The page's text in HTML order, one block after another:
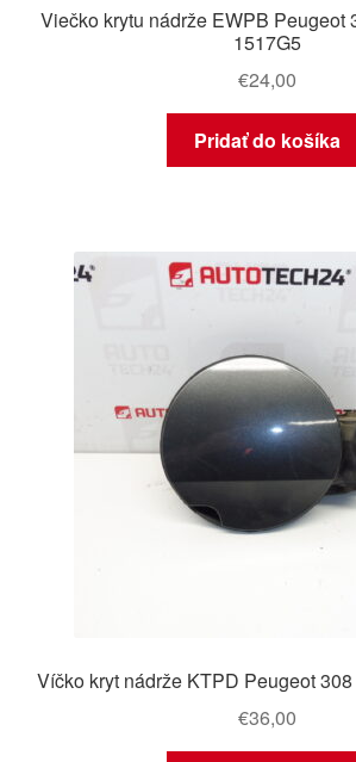
Viečko krytu nádrže EWPB Peugeot
1517G5
€24,00
Pridať do košíka
Víčko kryt nádrže KTPD Peugeot
€36,00